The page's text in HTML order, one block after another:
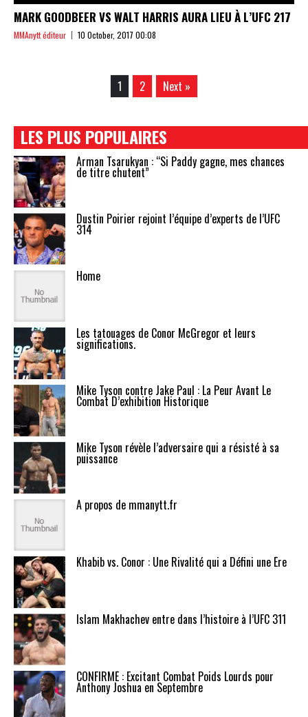
MARK GOODBEER VS WALT HARRIS AURA LIEU À L’UFC 217
MMAnytt éditeur 10 October, 2017 00:08
1 2 Next »
LES PLUS POPULAIRES
Arman Tsarukyan : “Si Paddy gagne, mes chances
de titre chutent”
Dustin Poirier rejoint l’équipe d’experts de l’UFC
314
Home
Les tatouages de Conor McGregor et leurs
significations.
Mike Tyson contre Jake Paul : La Peur Avant Le
Combat D’exhibition Historique
Mike Tyson révèle l’adversaire qui a résisté à sa
puissance
A propos de mmanytt.fr
Khabib vs. Conor : Une Rivalité qui a Défini une Ère
Islam Makhachev entre dans l’histoire à l’UFC 311
CONFIRMÉ : Excitant Combat Poids Lourds pour
Anthony Joshua en Septembre